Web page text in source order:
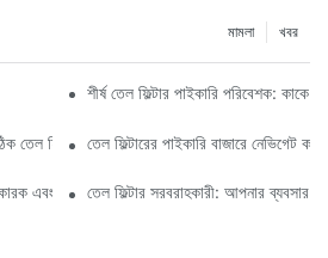
খবর
মামলা
একটি বিস্তৃত সারসংক্ষেপ
শীর্ষ তেল ফিল্টার পাইকারি পরিবেশক: কাকে
ফিল্টার নির্বাচন করা: মূল বিবেচ্য বিষয়গুলি
তেল ফিল্টারের পাইকারি বাজারে নেভিগেট
এবং তাদের উদ্ভাবনের উপর স্পটলাইট
তেল ফিল্টার সরবরাহকারী: আপনার ব্যবসার